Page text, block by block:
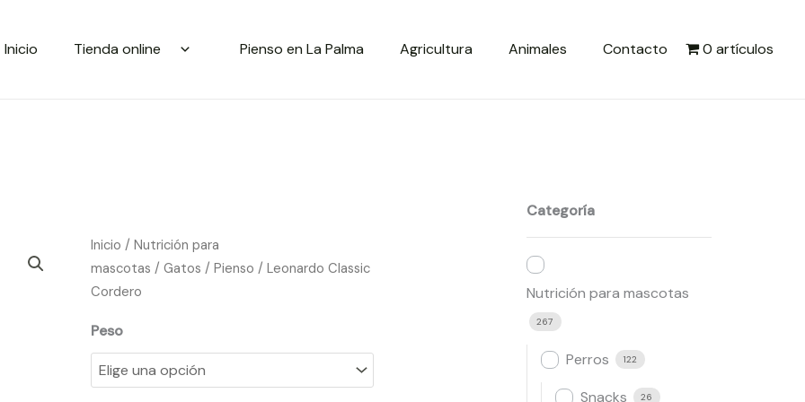
Inicio Tienda online Pienso en La Palma Agricultura Animales Contacto 0 artículos
Inicio /Nutrición para
mascotas /Gatos /Pienso / Leonardo Classic
Cordero
Peso
Leonardo
Classic
Cordero
de
hasta
20.40€
Categoría
Nutrición para mascotas
267
Perros 122
Snacks 26